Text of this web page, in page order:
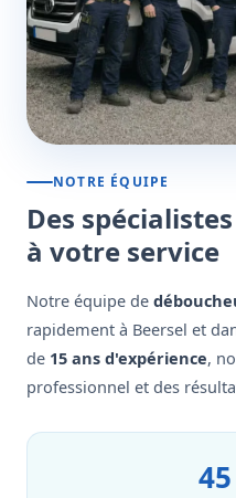
NOTRE ÉQUIPE
Des
à votre service
Notre équipe de
rapidement à Beersel et
de 15 ans d'expérience,
professionnel et des